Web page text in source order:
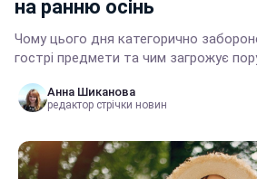
на ранню осінь
Чому цього дня категорично
гострі предмети та чим загрожує
Анна Шиканова
редактор стрічки новин